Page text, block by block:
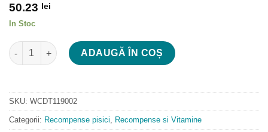
50.23 lei
In Stoc
Cantitate Ciao Churu Cat Varieties Chicken Recipe
ADAUGĂ ÎN COȘ
SKU: WCDT119002
Categorii: Recompense pisici Recompense si Vitamine